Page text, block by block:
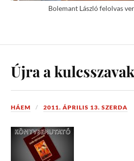
Bolemant László felolvas
Újra a
HÁEM 2011. ÁPRILIS 13. SZERDA